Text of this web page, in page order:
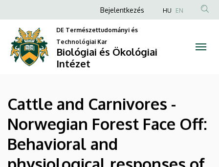
and
Carnivores
Forest
Face
Off:
a
tartalomra
Anonim
Felhasználói
fiók
menüje
Bejelentkezés HU EN
DE Természettudományi és
Technológiai Kar
Biológiai és Ökológiai
Intézet
Cattle and Carnivores -
Norwegian Forest Face Off:
Behavioral and